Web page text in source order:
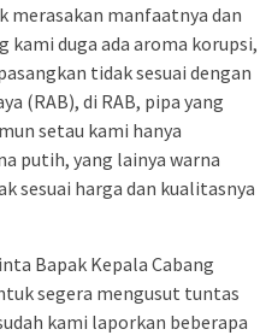
merasakan manfaatnya dan
kami duga ada aroma korupsi,
tidak sesuai dengan
(RAB), di RAB, pipa yang
setau kami hanya
putih, yang lainya warna
sesuai harga dan kualitasnya
Bapak Kepala Cabang
segera mengusut tuntas
kami laporkan beberapa